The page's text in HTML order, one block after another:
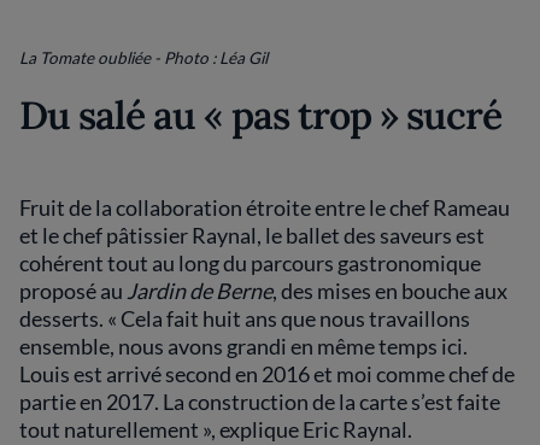
La Tomate oubliée - Photo : Léa Gil
Du salé au « pas trop » sucré
Fruit de la collaboration étroite entre le chef Rameau
et le chef pâtissier Raynal, le ballet des saveurs est
cohérent tout au long du parcours gastronomique
proposé au Jardin de Berne, des mises en bouche aux
desserts. « Cela fait huit ans que nous travaillons
ensemble, nous avons grandi en même temps ici.
Louis est arrivé second en 2016 et moi comme chef de
partie en 2017. La construction de la carte s’est faite
tout naturellement », explique Eric Raynal.